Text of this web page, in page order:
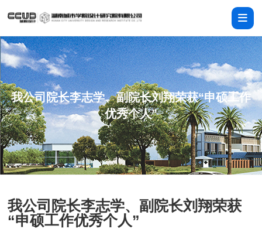
我公司院长李志学、副院长刘翔荣获“申硕工作
优秀个人”
我公司院长李志学、副院长刘翔荣获
“申硕工作优秀个人”